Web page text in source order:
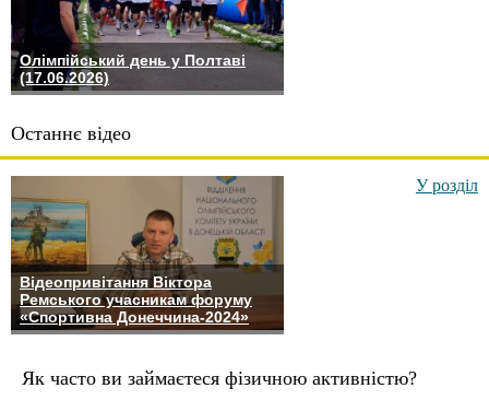
Олімпійський день у Полтаві
(17.06.2026)
Останнє відео
Відеопривітання Віктора
Ремського учасникам форуму
«Спортивна Донеччина-2024»
У розділ
Як часто ви займаєтеся фізичною активністю?